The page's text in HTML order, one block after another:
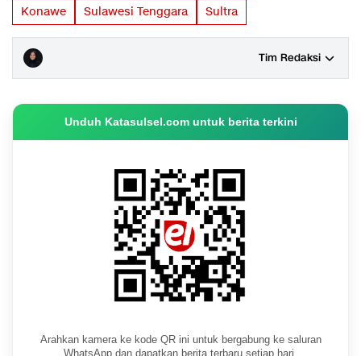
Konawe Sulawesi Tenggara Sultra
Tim Redaksi
Unduh Katasulsel.com untuk berita terkini
Arahkan kamera ke kode QR ini untuk bergabung ke saluran
WhatsApp dan dapatkan berita terbaru setiap hari.